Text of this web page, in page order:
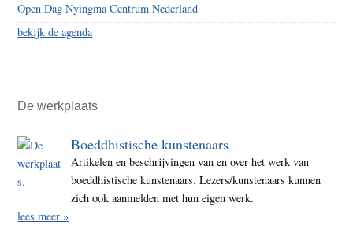
Open Dag Nyingma Centrum Nederland
bekijk de agenda
De werkplaats
Boeddhistische kunstenaars
Artikelen en beschrijvingen van en over het werk van
boeddhistische kunstenaars. Lezers/kunstenaars kunnen
zich ook aanmelden met hun eigen werk.
lees meer »